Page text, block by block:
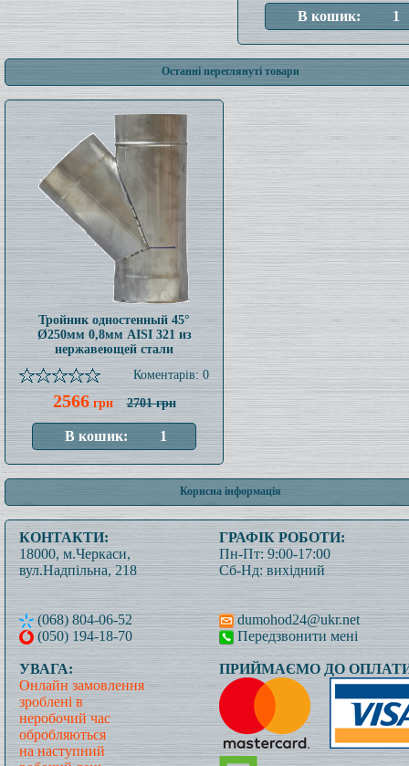
Останні переглянуті товари
Тройник одностенный 45°
Ø250мм 0,8мм AISI 321 из
нержавеющей стали
Коментарів: 0
2566грн 2701 грн
Корисна інформація
КОНТАКТИ:
18000, м.Черкаси,
вул.Надпільна, 218
(068) 804-06-52
(050) 194-18-70
ГРАФІК РОБОТИ:
Пн-Пт: 9:00-17:00
Сб-Нд: вихідний
dumohod24@ukr.net
Передзвонити мені
УВАГА:
Онлайн замовлення
зроблені в
неробочий час
обробляються
на наступний
ПРИЙМАЄМО ДО